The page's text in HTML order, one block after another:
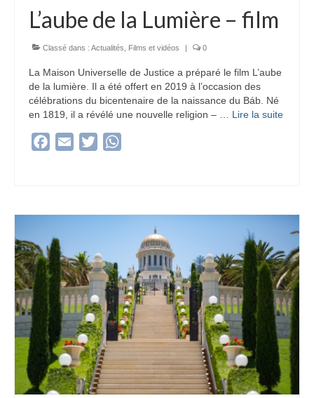
L’aube de la Lumière – film
Classé dans : Actualités Films et vidéos | 0
La Maison Universelle de Justice a préparé le film L’aube
de la lumière. Il a été offert en 2019 à l’occasion des
célébrations du bicentenaire de la naissance du Báb. Né
en 1819, il a révélé une nouvelle religion – … Lire la suite­­
Facebook
Email Twitter